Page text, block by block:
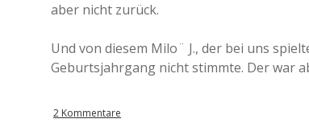
aber nicht zurück.
Und von diesem Milo¨ J., der bei uns
Geburtsjahrgang nicht stimmte. Der war
2 Kommentare